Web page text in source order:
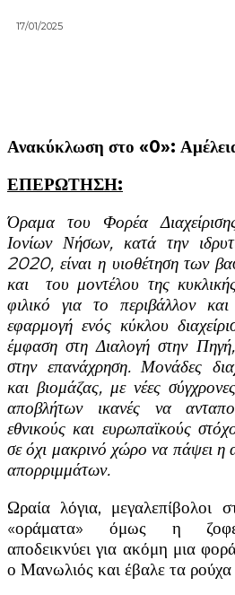
17/01/2025
Ανακύκλωση στο «0»:
ΕΠΕΡΩΤΗΣΗ:
Όραμα του Φορέα
Ιονίων Νήσων, κατά την
2020, είναι η υιοθέτηση των
και
του μοντέλου της
φιλικό για το περιβάλλον
εφαρμογή ενός κύκλου
έμφαση στη Διαλογή στην
στην επανάχρηση. Μονάδες
και βιομάζας, με νέες
αποβλήτων ικανές να
εθνικούς και ευρωπαϊκούς
σε όχι μακρινό χώρο να πάψει η
απορριμμάτων.
Ωραία λόγια, μεγαλεπίβολοι
«οράματα» όμως η
αποδεικνύει για ακόμη μια
ο Μανωλιός και έβαλε τα ρούχα